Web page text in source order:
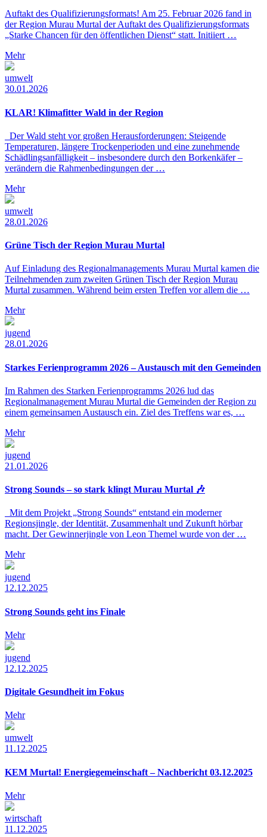
Auftakt des Qualifizierungsformats! Am 25. Februar 2026 fand in
der Region Murau Murtal der Auftakt des Qualifizierungsformats
„Starke Chancen für den öffentlichen Dienst“ statt. Initiiert …
Mehr
umwelt
30.01.2026
KLAR! Klimafitter Wald in der Region
Der Wald steht vor großen Herausforderungen: Steigende
Temperaturen, längere Trockenperioden und eine zunehmende
Schädlingsanfälligkeit – insbesondere durch den Borkenkäfer –
verändern die Rahmenbedingungen der …
Mehr
umwelt
28.01.2026
Grüne Tisch der Region Murau Murtal
Auf Einladung des Regionalmanagements Murau Murtal kamen die
Teilnehmenden zum zweiten Grünen Tisch der Region Murau
Murtal zusammen. Während beim ersten Treffen vor allem die …
Mehr
jugend
28.01.2026
Starkes Ferienprogramm 2026 – Austausch mit den Gemeinden
Im Rahmen des Starken Ferienprogramms 2026 lud das
Regionalmanagement Murau Murtal die Gemeinden der Region zu
einem gemeinsamen Austausch ein. Ziel des Treffens war es, …
Mehr
jugend
21.01.2026
Strong Sounds – so stark klingt Murau Murtal 🎶
Mit dem Projekt „Strong Sounds“ entstand ein moderner
Regionsjingle, der Identität, Zusammenhalt und Zukunft hörbar
macht. Der Gewinnerjingle von Leon Themel wurde von der …
Mehr
jugend
12.12.2025
Strong Sounds geht ins Finale
Mehr
jugend
12.12.2025
Digitale Gesundheit im Fokus
Mehr
umwelt
11.12.2025
KEM Murtal! Energiegemeinschaft – Nachbericht 03.12.2025
Mehr
wirtschaft
11.12.2025